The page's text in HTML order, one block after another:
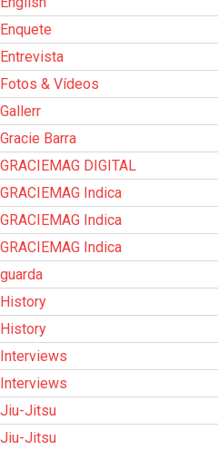
Enquete
Entrevista
Fotos & Vídeos
Gallerr
Gracie Barra
GRACIEMAG DIGITAL
GRACIEMAG Indica
GRACIEMAG Indica
GRACIEMAG Indica
guarda
History
History
Interviews
Interviews
Jiu-Jitsu
Jiu-Jitsu